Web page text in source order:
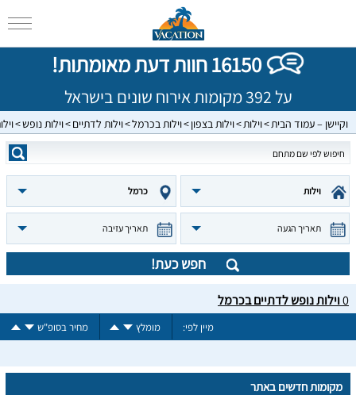
16150 חוות דעת מאומתות!
על 392 מקומות אירוח שונים בישראל
וקיישן – עמוד הבית וילות וילות בצפון וילות בכרמל וילות לדתיים וילות נופש
וילות כרמל
תאריך הגעה תאריך עזיבה
חפש כעת!
0וילות נופש לדתיים בכרמל
מיין לפי: מומלץ מחיר בסופ"ש
מקומות חדשים באתר